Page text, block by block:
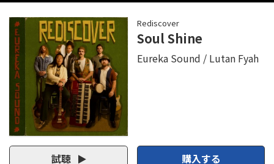
Rediscover
Soul Shine
Eureka Sound Lutan Fyah
試聴 購入する